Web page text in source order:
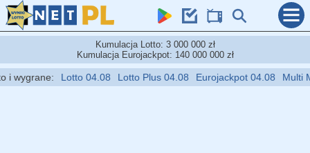
Kumulacja Lotto: 3 000 000 zł
Kumulacja Eurojackpot: 140 000 000 zł
Lotto 04.08 Lotto Plus 04.08 Eurojackpot 04.08 Multi